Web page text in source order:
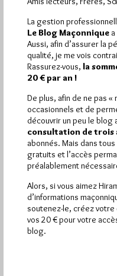
Loge Evolution
Jeudi 14/01/10
Une introduction en Flash
de la Loge Evolution
suisse masculine…
La gestion
Le Blog Maçonnique
Aussi, afin d’assurer la
qualité, je me vois
Rassurez-vous, la
20 € par an !
De plus, afin de ne pas
occasionnels et de
découvrir un peu le blog
consultation de
abonnés. Mais dans
gratuits et l’accès
préalablement
Alors, si vous aimez
d’informations
soutenez-le, créez
vos 20 € pour votre
blog.